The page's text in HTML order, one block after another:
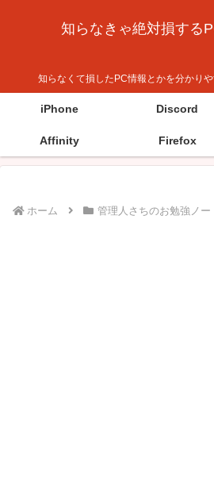
知らなきゃ絶対損する
知らなくて損したPC情報とかを分かり
iPhone Discord
Affinity Firefox
ホーム 管理人さちのお勉強ノー